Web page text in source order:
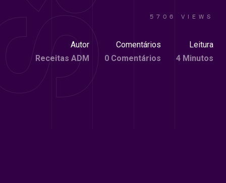
5706 VIEWS
Autor
Receitas ADM
Comentários
0 Comentários
Leitura
4 Minutos